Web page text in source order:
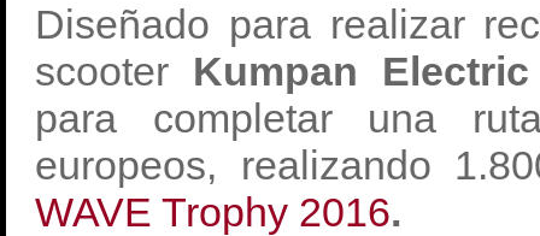
Diseñado para realizar
scooter Kumpan
para completar una
europeos, realizando
WAVE Trophy 2016.